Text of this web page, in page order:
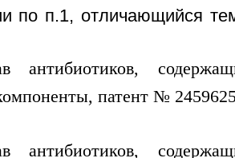
по п.1, отличающийся